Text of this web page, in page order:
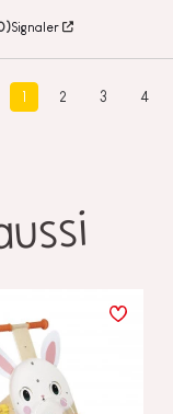
Signaler
1 2 3 4